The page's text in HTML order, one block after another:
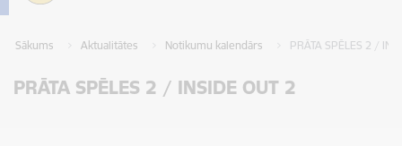
Sākums Aktualitātes Notikumu kalendārs PRĀTA SPĒLES 2 /
PRĀTA SPĒLES 2 / INSIDE OUT 2